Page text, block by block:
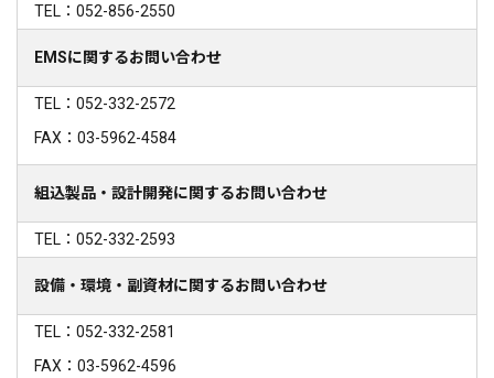
TEL：052-856-2550
EMSに関するお問い合わせ
TEL：052-332-2572
FAX：03-5962-4584
組込製品・設計開発に関するお問い合わせ
TEL：052-332-2593
設備・環境・副資材に関するお問い合わせ
TEL：052-332-2581
FAX：03-5962-4596